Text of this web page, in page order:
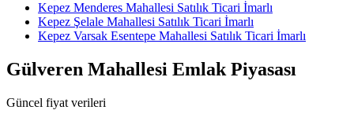
Kepez Menderes Mahallesi Satılık Ticari İmarlı
Kepez Şelale Mahallesi Satılık Ticari İmarlı
Kepez Varsak Esentepe Mahallesi Satılık Ticari İmarlı
Gülveren Mahallesi Emlak Piyasası
Güncel fiyat verileri